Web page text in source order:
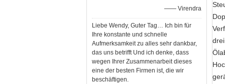
—— Virendra
Liebe Wendy, Guter Tag… Ich bin für
Ihre konstante und schnelle
Aufmerksamkeit zu alles sehr dankbar,
das uns betrifft Und ich denke, dass
wegen Ihrer Zusammenarbeit dieses
eine der besten Firmen ist, die wir
beschäftigen.